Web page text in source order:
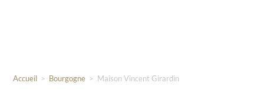
Accueil > Bourgogne > Maison Vincent Girardin